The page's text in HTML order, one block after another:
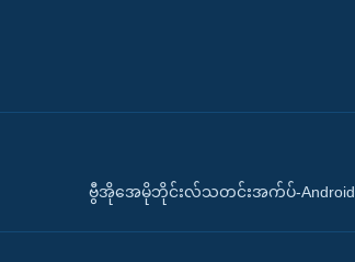
ဗွီအိုအေမိုဘိုင်းလ်သတင်းအက်ပ်-Android